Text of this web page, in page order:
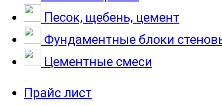
Песок, щебень, цемент
Фундаментные блоки
Цементные смеси
Прайс лист